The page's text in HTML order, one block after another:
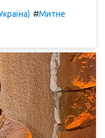
#Митне